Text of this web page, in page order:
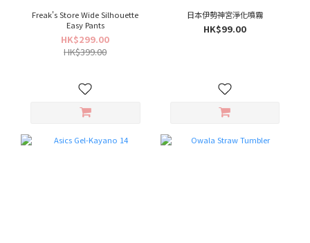
Freak's Store Wide Silhouette
Easy Pants
HK$299.00
HK$399.00
日本伊勢神宮淨化噴霧
HK$99.00